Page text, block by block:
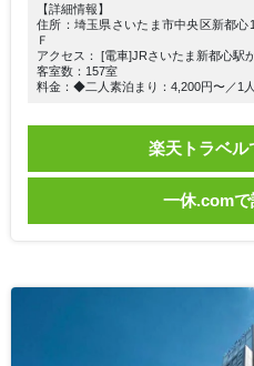
【詳細情報】
住所：埼玉県さいたま市中央区新都
Ｆ
アクセス： [電車]JRさいたま新都心駅
客室数：157室
料金：◆二人素泊まり：4,200円〜／1人
楽天トラベル
一休.com